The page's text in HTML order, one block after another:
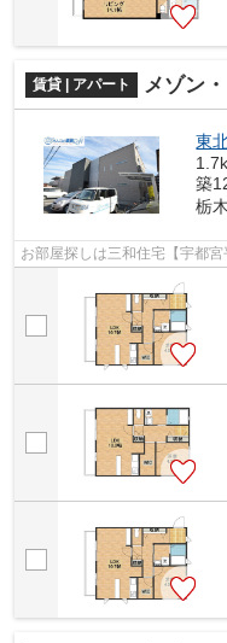
賃貸 | アパート メゾン
東
築
栃
お部屋探しは三和住宅【宇都